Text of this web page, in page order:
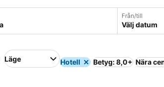
Från/till
Välj datum
Läge Hotell Betyg: 8,0+ Nära